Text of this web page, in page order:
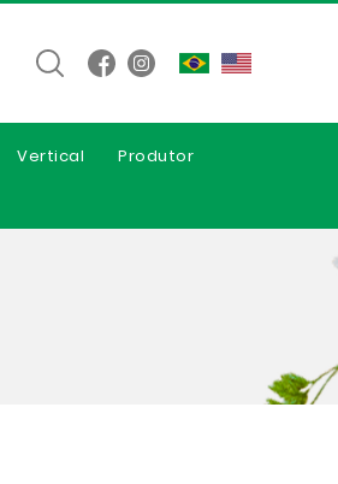
Vertical
Produtor